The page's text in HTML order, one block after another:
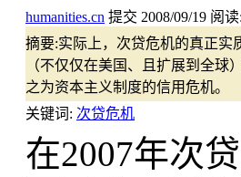
humanities.cn 提交 2008/09/19 阅读:
摘要:实际上，次贷危机的真正实
（不仅仅在美国、且扩展到全球
之为资本主义制度的信用危机。
关键词: 次贷危机
在2007年次